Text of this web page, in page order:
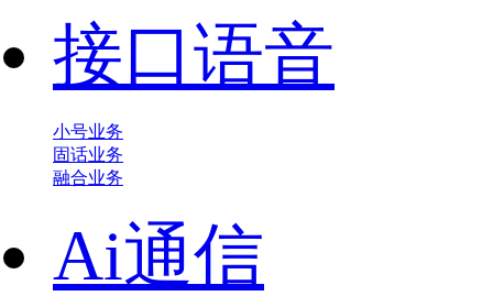
接口语音
小号业务
固话业务
融合业务
Ai通信